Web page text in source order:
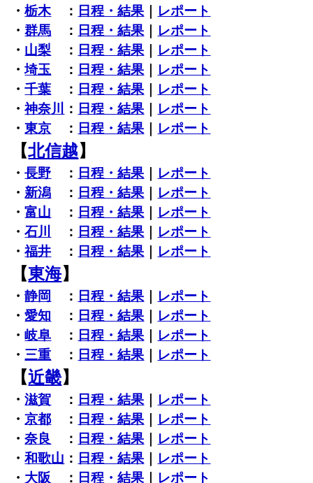
・栃木： 日程・結果
レポート
・群馬 ： 日程・結果
レポート
・ 山梨 ： 日程・結果
レポート
・埼玉 ： 日程・結果
レポート
・千葉 ： 日程・結果
レポート
・神奈川 ： 日程・結果
レポート
・東京 ： 日程・結果 レポート
【北信越】
・長野 ： 日程・結果
レポート
・ 新潟 ： 日程・結果
レポート
・富山 ： 日程・結果
レポート
・石川 ： 日程・結果
レポート
・福井 ： 日程・結果 レポート
【東海】
・静岡 ： 日程・結果
レポート
・愛知 ： 日程・結果
レポート
・岐阜 ： 日程・結果
レポート
・ 三重 ： 日程・結果 レポート
【近畿】
・滋賀 ： 日程・結果
レポート
・京都 ： 日程・結果
レポート
・奈良 ： 日程・結果
レポート
・和歌山 ： 日程・結果
レポート
・ 大阪 ： 日程・結果 レポート